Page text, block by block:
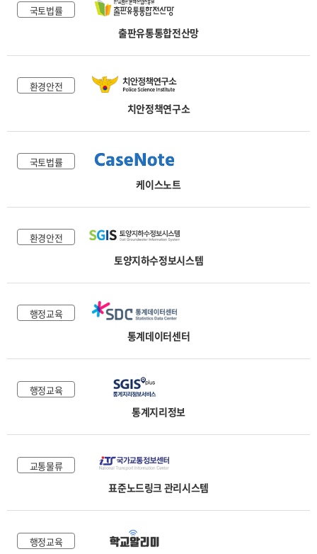
국토법률
출판유통통합전산망
환경안전
치안정책연구소
국토법률
케이스노트
환경안전
토양지하수정보시스템
행정교육
통계데이터센터
행정교육
통계지리정보
교통물류
표준노드링크 관리시스템
행정교육